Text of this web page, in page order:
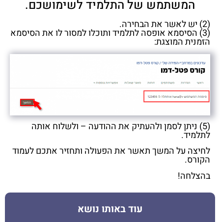
המשתמש של התלמיד לשימושכם.
(3) הסיסמא אופסה לתלמיד ותוכלו למסור לו את הסיסמא
הזמנית המוצגת:
(5) ניתן לסמן ולהעתיק את ההודעה – ולשלוח אותה
לתלמיד.
לחיצה על המשך תאשר את הפעולה ותחזיר אתכם לעמוד
הקורס.
בהצלחה!
עוד באותו נושא